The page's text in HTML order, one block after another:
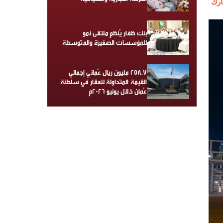
بنك ظفار يُنظم ملتقى نمو
للمؤسسات الصغيرة والمتوسطة
258.7 مليون ريال عُماني إجمالي
القيمة المتداولة للعقار في سلطنة
عُمان خلال يونيو 2026م